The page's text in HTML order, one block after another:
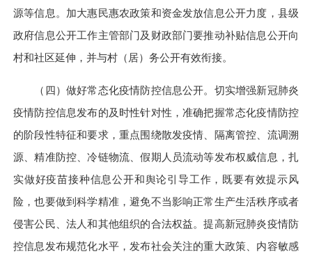
源等信息。加大惠民惠农政策和资金发放信息公开力度，县级
政府信息公开工作主管部门及财政部门要推动补贴信息公开向
村和社区延伸，并与村（居）务公开有效衔接。
（四）做好常态化疫情防控信息公开。 切实增强新冠肺炎
疫情防控信息发布的及时性针对性，准确把握常态化疫情防控
的阶段性特征和要求，重点围绕散发疫情、隔离管控、流调溯
源、精准防控、冷链物流、假期人员流动等发布权威信息，扎
实做好疫苗接种信息公开和舆论引导工作，既要有效提示风
险，也要做到科学精准，避免不当影响正常生产生活秩序或者
侵害公民、法人和其他组织的合法权益。提高新冠肺炎疫情防
控信息发布规范化水平，发布社会关注的重大政策、内容敏感